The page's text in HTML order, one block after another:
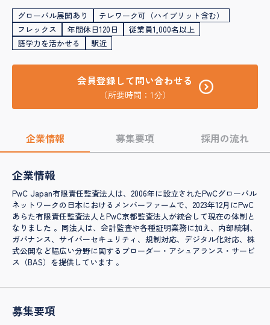
グローバル展開あり
テレワーク可（ハイブリット含む）
フレックス
年間休日120日
従業員1,000名以上
語学力を活かせる
駅近
会員登録して問い合わせる
（所要時間：1分）
企業情報 募集要項 採用の流れ
企業情報
PwC Japan有限責任監査法人は、2006年に設立されたPwCグローバル
ネットワークの日本におけるメンバーファームで、2023年12月にPwC
あらた有限責任監査法人とPwC京都監査法人が統合して現在の体制と
なりました 。同法人は、会計監査や各種証明業務に加え、内部統制、
ガバナンス、サイバーセキュリティ、規制対応、デジタル化対応、株
式公開など幅広い分野に関するブローダー・アシュアランス・サービ
ス（BAS）を提供しています 。
募集要項